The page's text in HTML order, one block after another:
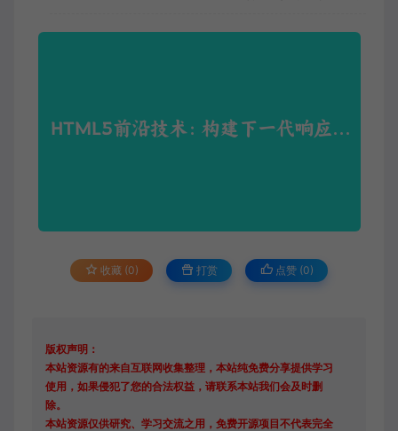
收藏 (0) 打赏 点赞 (0)
版权声明：
本站资源有的来自互联网收集整理，本站纯免费分享提供学习
使用，如果侵犯了您的合法权益，请联系本站我们会及时删
除。
本站资源仅供研究、学习交流之用，免费开源项目不代表完全